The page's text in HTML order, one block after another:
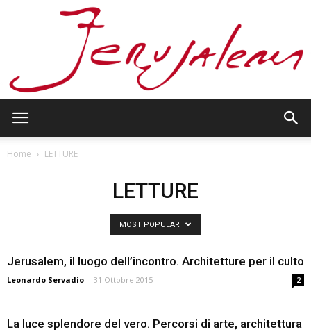
Home LETTURE
LETTURE
MOST POPULAR
Jerusalem, il luogo dell’incontro. Architetture per il culto
Leonardo Servadio - 31 Ottobre 2015 2
La luce splendore del vero. Percorsi di arte, architettura